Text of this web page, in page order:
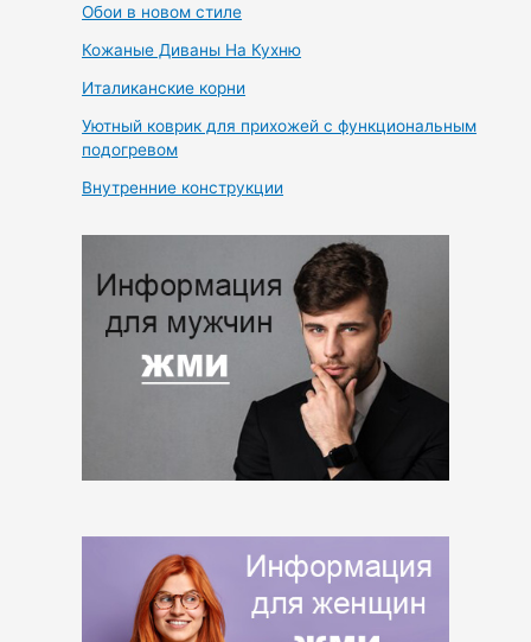
Обои в новом стиле
Кожаные Диваны На Кухню
Италиканские корни
Уютный коврик для прихожей с функциональным
подогревом
Внутренние конструкции